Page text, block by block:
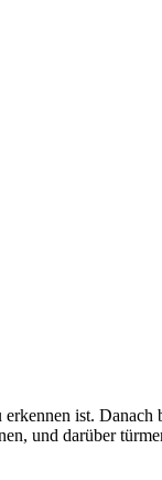
ist.
und darüber